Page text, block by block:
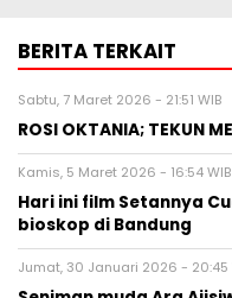
BERITA TERKAIT
Sabtu, 7 Maret 2026 - 21:51 WIB
ROSI OKTANIA; TEKUN
Kamis, 5 Maret 2026 - 16:54 WIB
Hari ini film Setannya
bioskop di Bandung
Jumat, 30 Januari 2026 - 20:45